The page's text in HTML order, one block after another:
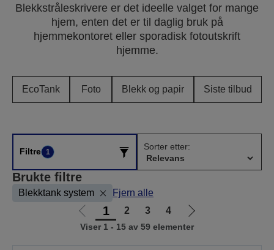
Blekkstråleskrivere er det ideelle valget for mange
hjem, enten det er til daglig bruk på
hjemmekontoret eller sporadisk fotoutskrift
hjemme.
EcoTank Foto Blekk og papir Siste tilbud
Filtre 1
Sorter etter:
Brukte filtre
Blekktank system Fjern alle
Gå
til
1 2 3 4
Gå
til
Viser 1 - 15 av 59 elementer